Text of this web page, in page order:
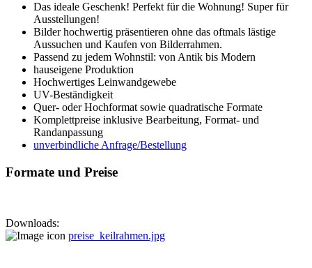
Das ideale Geschenk! Perfekt für die Wohnung! Super für
Ausstellungen!
Bilder hochwertig präsentieren ohne das oftmals lästige
Aussuchen und Kaufen von Bilderrahmen.
Passend zu jedem Wohnstil: von Antik bis Modern
hauseigene Produktion
Hochwertiges Leinwandgewebe
UV-Beständigkeit
Quer- oder Hochformat sowie quadratische Formate
Komplettpreise inklusive Bearbeitung, Format- und
Randanpassung
unverbindliche Anfrage/Bestellung
Formate und Preise
Downloads:
preise_keilrahmen.jpg